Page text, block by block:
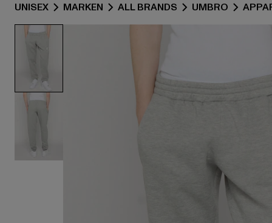
UNISEX MARKEN ALL BRANDS UMBRO